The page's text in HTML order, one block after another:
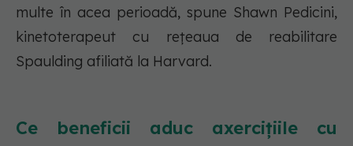
multe în acea perioadă, spune Shawn Pedicini,
kinetoterapeut cu rețeaua de reabilitare
Spaulding afiliată la Harvard.
Ce beneficii aduc axercițiile cu